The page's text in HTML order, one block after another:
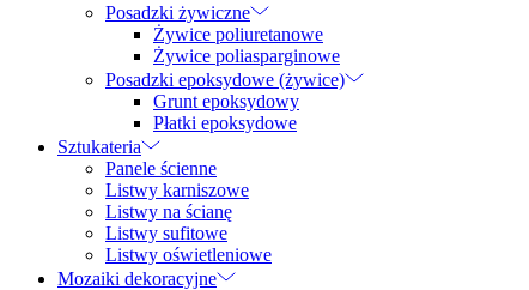
Posadzki żywiczne
Żywice poliuretanowe
Żywice poliasparginowe
Posadzki epoksydowe (żywice)
Grunt epoksydowy
Płatki epoksydowe
Sztukateria
Panele ścienne
Listwy karniszowe
Listwy na ścianę
Listwy sufitowe
Listwy oświetleniowe
Mozaiki dekoracyjne